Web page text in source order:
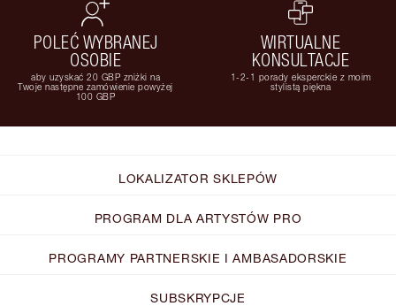
POLEĆ WYBRANEJ
OSOBIE
aby uzyskać 20 GBP zniżki na
Twoje następne zamówienie powyżej
100 GBP
WIRTUALNE
KONSULTACJE
1-2-1 porady eksperckie z moim
stylistą piękna
LOKALIZATOR SKLEPÓW
PROGRAM DLA ARTYSTÓW PRO
PROGRAMY PARTNERSKIE I AMBASADORSKIE
SUBSKRYPCJE